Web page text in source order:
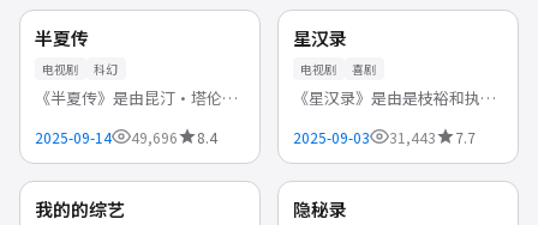
美国
半夏传
电视剧 科幻
《半夏传》是由昆汀·塔伦蒂
昂纳多、斯嘉丽·约翰逊领衔
主演的美国高清电视剧，
2025-09-14首播。时空穿越引
发蝴蝶效...
2025-09-14 49,696 8.4
日本
星汉录
电视剧 喜剧
《星汉录》是由是枝裕和执
结衣领衔主演的日本高清电视
剧，2025-09-03首播。荒诞设
定下的合理叙事，笑点密集却
不失温...
2025-09-03 31,443 7.7
日本
独播
我的的综艺 中国
独播
隐秘录